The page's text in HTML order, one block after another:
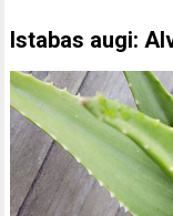
Istabas augi: